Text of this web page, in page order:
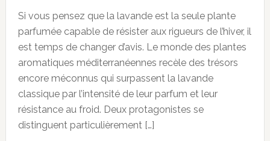
Si vous pensez que la lavande est la seule plante
parfumée capable de résister aux rigueurs de l’hiver, il
est temps de changer d’avis. Le monde des plantes
aromatiques méditerranéennes recèle des trésors
encore méconnus qui surpassent la lavande
classique par l’intensité de leur parfum et leur
résistance au froid. Deux protagonistes se
distinguent particulièrement […]